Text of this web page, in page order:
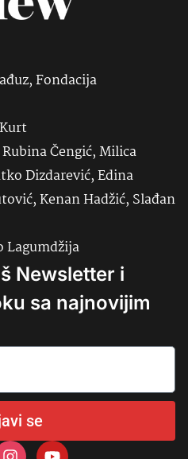
Fondacija
Kurt
Rubina Čengić, Milica
Dizdarević, Edina
Kenan Hadžić, Slađan
Lagumdžija
Newsletter i
sa najnovijim
se